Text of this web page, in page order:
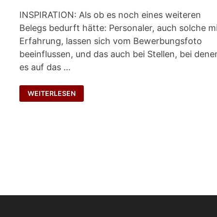
INSPIRATION: Als ob es noch eines weiteren
Belegs bedurft hätte: Personaler, auch solche
Erfahrung, lassen sich vom Bewerbungsfoto
beeinflussen, und das auch bei Stellen, bei
es auf das …
OHNE
FOTO
WEITERLESEN